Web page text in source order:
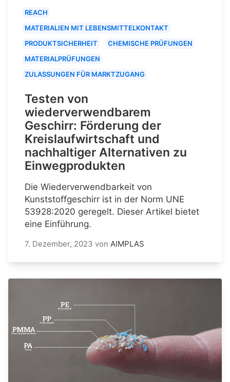
REACH
MATERIALIEN MIT LEBENSMITTELKONTAKT
PRODUKTSICHERHEIT
CHEMISCHE PRÜFUNGEN
MATERIALPRÜFUNGEN
ZULASSUNGEN FÜR MARKTZUGANG
Testen von
wiederverwendbarem
Geschirr: Förderung der
Kreislaufwirtschaft und
nachhaltiger Alternativen zu
Einwegprodukten
Die Wiederverwendbarkeit von
Kunststoffgeschirr ist in der Norm UNE
53928:2020 geregelt. Dieser Artikel bietet
eine Einführung.
7. Dezember, 2023 von AIMPLAS